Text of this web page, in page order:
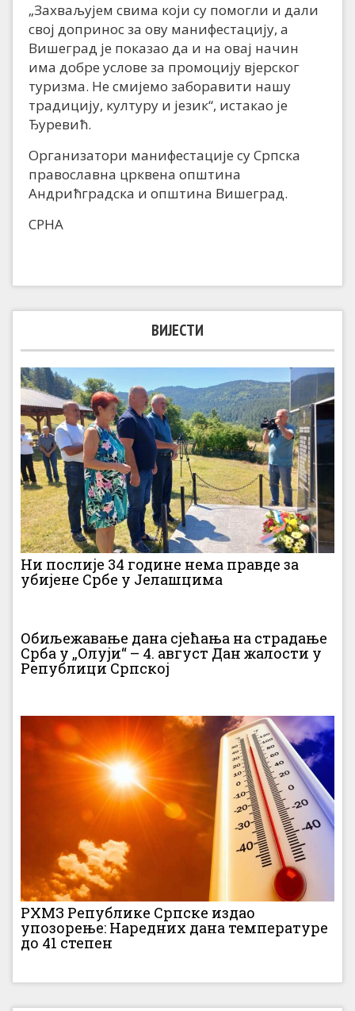
„Захваљујем свима који су помогли и дали
свој допринос за ову манифестацију, а
Вишеград је показао да и на овај начин
има добре услове за промоцију вјерског
туризма. Не смијемо заборавити нашу
традицију, културу и језик“, истакао је
Ђуревић.
Организатори манифестације су Српска
православна црквена општина
Андрићградска и општина Вишеград.
СРНА
ВИЈЕСТИ
Ни послије 34 године нема правде за
убијене Србе у Јелашцима
Обиљежавање дана сјећања на страдање
Срба у „Олуји“ – 4. август Дан жалости у
Републици Српској
РХМЗ Републике Српске издао
упозорење: Наредних дана температуре
до 41 степен